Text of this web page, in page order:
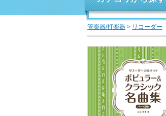
管楽器/打楽器 > リコーダー